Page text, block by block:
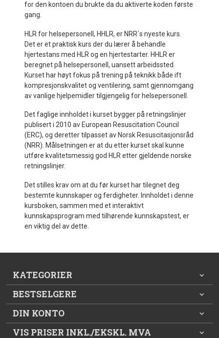
for den kontoen du brukte da du aktiverte koden første
gang.
HLR for helsepersonell, HHLR, er NRR´s nyeste kurs.
Det er et praktisk kurs der du lærer å behandle
hjertestans med HLR og en hjertestarter. HHLR er
beregnet på helsepersonell, uansett arbeidssted.
Kurset har høyt fokus på trening på teknikk både ift
kompresjonskvalitet og ventilering, samt gjennomgang
av vanlige hjelpemidler tilgjengelig for helsepersonell.
Det faglige innholdet i kurset bygger på retningslinjer
publisert i 2010 av European Resuscitation Council
(ERC), og deretter tilpasset av Norsk Resuscitasjonsråd
(NRR). Målsetningen er at du etter kurset skal kunne
utføre kvalitetsmessig god HLR etter gjeldende norske
retningslinjer.
Det stilles krav om at du før kurset har tilegnet deg
bestemte kunnskaper og ferdigheter. Innholdet i denne
kursboken, sammen med et interaktivt
kunnskapsprogram med tilhørende kunnskapstest, er
en viktig del av dette.
KATEGORIER
BESTSELGERE
DIN KONTO
VIS PRISER INKL./EKSKL. MVA